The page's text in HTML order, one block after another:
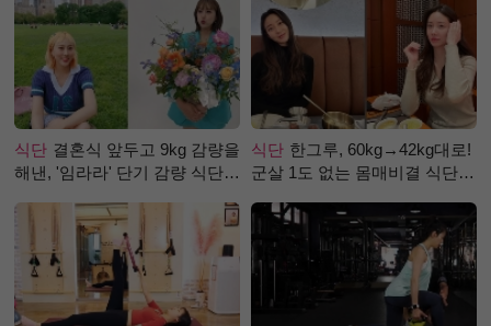
식단 결혼식 앞두고 9kg 감량을
해낸, '임라라' 단기 감량 식단
식단 한그루, 60kg→42kg대로!
군살 1도 없는 몸매비결 식단